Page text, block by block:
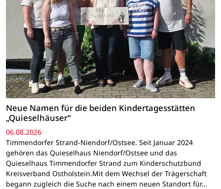
Neue Namen für die beiden Kindertagesstätten
„Quieselhäuser“
06.08.2026
Timmendorfer Strand-Niendorf/Ostsee. Seit Januar 2024
gehören das Quieselhaus Niendorf/Ostsee und das
Quieselhaus Timmendorfer Strand zum Kinderschutzbund
Kreisverband Ostholstein.Mit dem Wechsel der Trägerschaft
begann zugleich die Suche nach einem neuen Standort für…